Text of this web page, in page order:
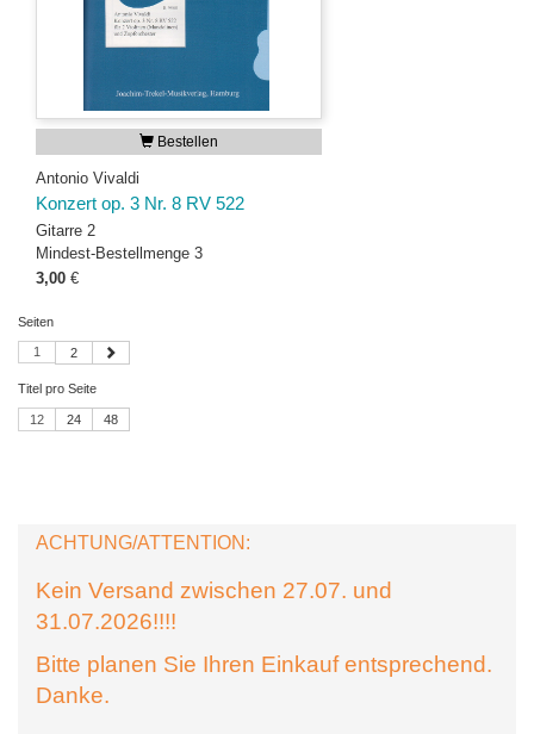
Bestellen
Antonio Vivaldi
Konzert op. 3 Nr. 8 RV 522
Gitarre 2
Mindest-Bestellmenge 3
3,00 €
Seiten
1 2
Titel pro Seite
12 24 48
ACHTUNG/ATTENTION:
Kein Versand zwischen 27.07. und
31.07.2026!!!!
Bitte planen Sie Ihren Einkauf entsprechend.
Danke.